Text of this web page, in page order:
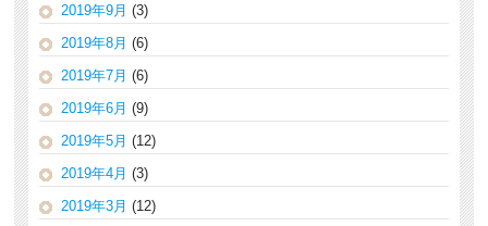
2019年9月 (3)
2019年8月 (6)
2019年7月 (6)
2019年6月 (9)
2019年5月 (12)
2019年4月 (3)
2019年3月 (12)